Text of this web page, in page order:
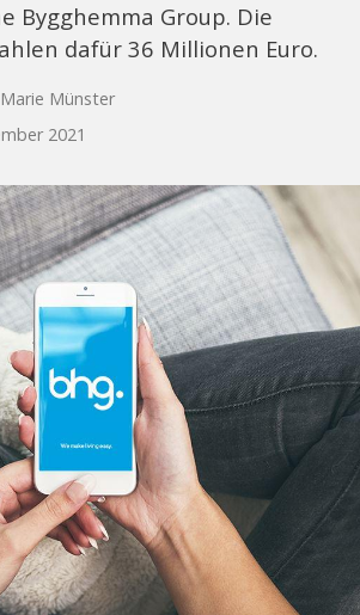
Bygghemma Group. Die
dafür 36 Millionen Euro.
Münster
2021